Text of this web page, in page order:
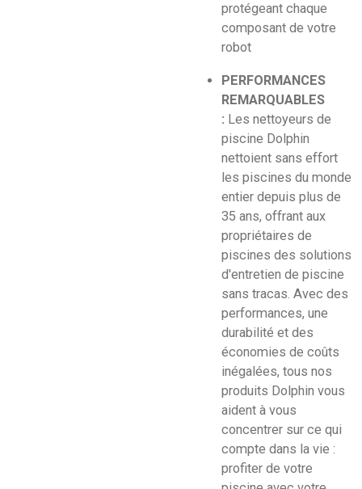
protégeant chaque
composant de votre
robot
PERFORMANCES
REMARQUABLES
: Les nettoyeurs de
piscine Dolphin
nettoient sans effort
les piscines du monde
entier depuis plus de
35 ans, offrant aux
propriétaires de
piscines des solutions
d'entretien de piscine
sans tracas. Avec des
performances, une
durabilité et des
économies de coûts
inégalées, tous nos
produits Dolphin vous
aident à vous
concentrer sur ce qui
compte dans la vie :
profiter de votre